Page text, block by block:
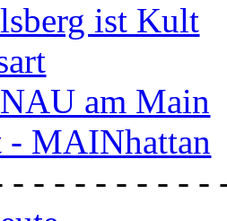
ist Kult
am Main
- MAINhattan
- - - - - - - - - -